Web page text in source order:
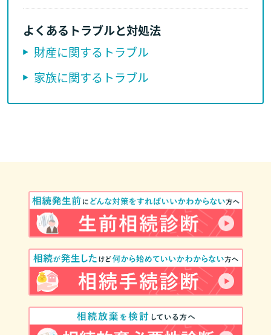
よくあるトラブルと対処法
財産に関するトラブル
家族に関するトラブル